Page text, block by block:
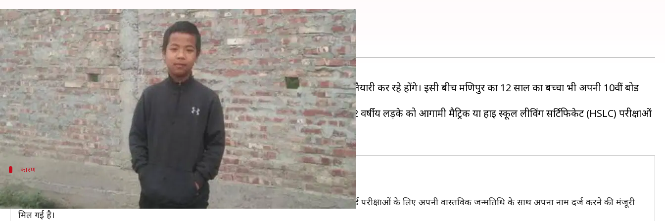
मणिपुर: केवल 12 साल का बच्चा देगा 10वीं बोर्ड की परीक्षा
लेखन मोना दीक्षित Nov 30, 2019 04:42 pm
क्या है खबर?
साल 2020 बोर्ड परीक्षाओं का समय नजदीक आ गया है। सभी बच्चे बोर्ड परीक्षाओं के लिए अपनी तैयारी कर रहे होंगे। इसी बीच मणिपुर का 12 साल का बच्चा भी अपनी 10वीं बोर्ड
परीक्षा की तैयारी रहा है।
जी हां, बोर्ड ऑफ सेकंडरी एजुकेशन मणिपुर (BoSEM) के इतिहास में पहली बार मणिपुर में एक 12 वर्षीय लड़के को आगामी मैट्रिक या हाई स्कूल लीविंग सर्टिफिकेट (HSLC) परीक्षाओं
में शामिल होने की अनुमति दी गई है।
कारण
इस वजह से दी गई अनुमति
कांगवई गाँव के इसाक पॉलेल्लुंगमुआन वैफेई को मणिपुर बोर्ड द्वारा फरवरी 2020 को निर्धारित आगामी बोर्ड परीक्षाओं के लिए अपनी वास्तविक जन्मतिथि के साथ अपना नाम दर्ज करने की मंजूरी
मिल गई है।